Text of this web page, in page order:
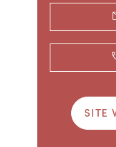
SITE